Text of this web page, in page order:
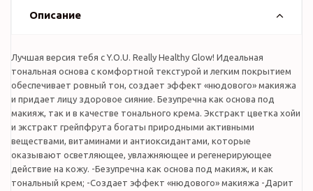
Описание
Лучшая версия тебя с Y.O.U. Really Healthy Glow! Идеальная
тональная основа с комфортной текстурой и легким покрытием
обеспечивает ровный тон, создает эффект «нюдового» макияжа
и придает лицу здоровое сияние. Безупречна как основа под
макияж, так и в качестве тонального крема. Экстракт цветка хойи
и экстракт грейпфрута богаты природными активными
веществами, витаминами и антиоксидантами, которые
оказывают осветляющее, увлажняющее и регенерирующее
действие на кожу. -Безупречна как основа под макияж, и как
тональный крем; -Создает эффект «нюдового» макияжа -Дарит